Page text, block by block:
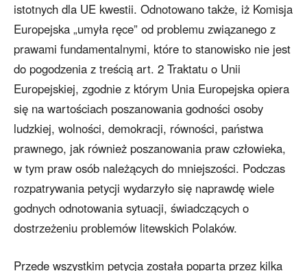
istotnych dla UE kwestii. Odnotowano także, iż Komisja
Europejska „umyła ręce” od problemu związanego z
prawami fundamentalnymi, które to stanowisko nie jest
do pogodzenia z treścią art. 2 Traktatu o Unii
Europejskiej, zgodnie z którym Unia Europejska opiera
się na wartościach poszanowania godności osoby
ludzkiej, wolności, demokracji, równości, państwa
prawnego, jak również poszanowania praw człowieka,
w tym praw osób należących do mniejszości. Podczas
rozpatrywania petycji wydarzyło się naprawdę wiele
godnych odnotowania sytuacji, świadczących o
dostrzeżeniu problemów litewskich Polaków.
Przede wszystkim petycja została poparta przez kilka